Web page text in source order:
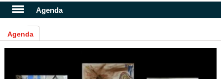
Agenda
Agenda